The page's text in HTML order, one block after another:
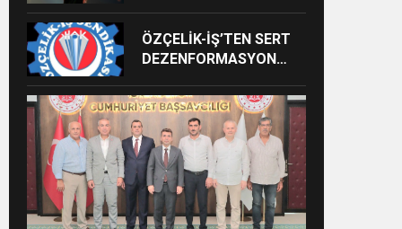
ALACAK
ÖZÇELİK-İŞ’TEN SERT
DEZENFORMASYON
VE CEZAİ SÜREÇ
BAŞLATILDI”